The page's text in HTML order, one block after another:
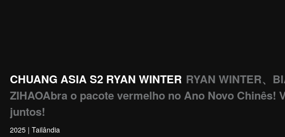
CHUANG ASIA S2 RYAN WINTER RYAN WINTER、
ZIHAOAbra o pacote vermelho no Ano Novo Chinês!
juntos!
2025 | Tailândia